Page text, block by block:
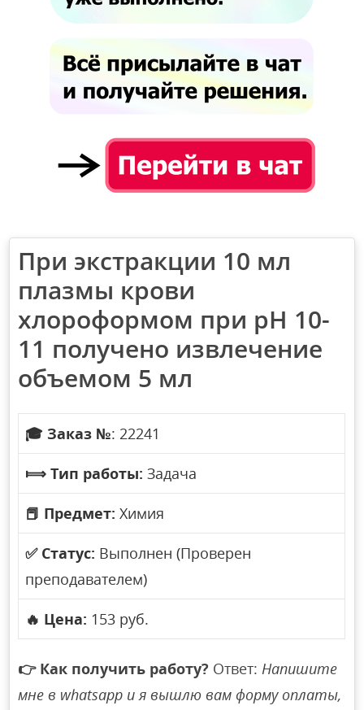
При экстракции 10 мл
плазмы крови
хлороформом при рН 10-
11 получено извлечение
объемом 5 мл
🎓 Заказ №: 22241
⟾ Тип работы: Задача
📕 Предмет: Химия
✅ Статус: Выполнен (Проверен
преподавателем)
🔥 Цена: 153 руб.
👉 Как получить работу? Ответ:Напишите
мне в whatsapp и я вышлю вам форму оплаты,